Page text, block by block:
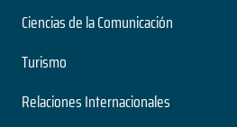
Ciencias de la Comunicación
Turismo
Relaciones Internacionales